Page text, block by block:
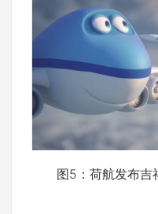
图5：荷航发布吉